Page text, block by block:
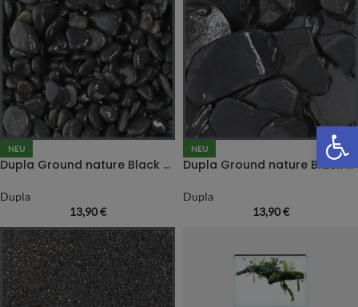
NEU
Dupla Ground nature Black Pebbles
Dupla
13,90€
NEU
Dupla Ground nature Black Discs
Dupla
13,90€